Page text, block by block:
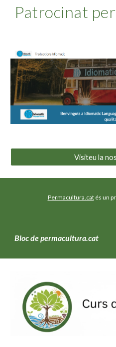
Patrocinat
Visiteu la
Permacultura.catés un
Bloc de permacultura.cat